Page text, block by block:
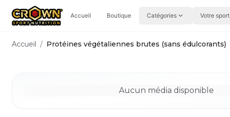
Aller au contenu principal
Accueil Boutique Catégories Votre sport
Accueil / Protéines végétaliennes brutes (sans édulcorants)
Aucun média disponible